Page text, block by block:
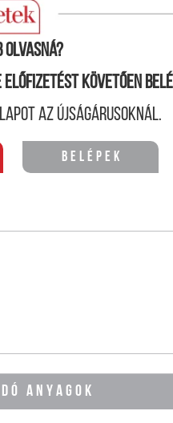
történik, akkor egy
olvasná?
előfizetést követően
az újságárusoknál.
Belépek
ANYAGOK